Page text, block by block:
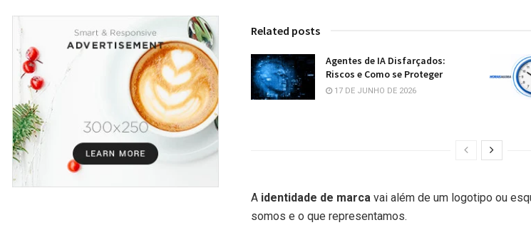
Related posts
Agentes de IA Disfarçados:
Riscos e Como se Proteger
17 DE JUNHO DE 2026
A identidade de marca vai além de um logotipo ou
somos e o que representamos.